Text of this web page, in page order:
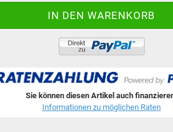
Sie können diesen Artikel auch
Informationen zu möglichen Raten